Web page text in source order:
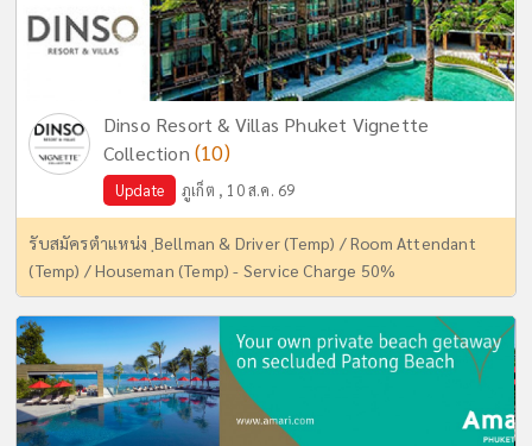
Dinso Resort & Villas Phuket Vignette
Collection (10)
Update ภูเก็ต , 10 ส.ค. 69
รับสมัครตำแหน่ง ฺBellman & Driver (Temp) / Room Attendant
(Temp) / Houseman (Temp) - Service Charge 50%